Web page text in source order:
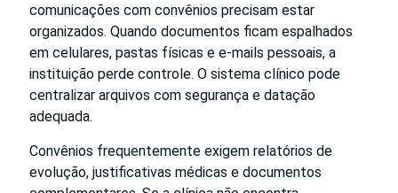
comunicações com convênios precisam estar
organizados. Quando documentos ficam espalhados
em celulares, pastas físicas e e-mails pessoais, a
instituição perde controle. O sistema clínico pode
centralizar arquivos com segurança e datação
adequada.
Convênios frequentemente exigem relatórios de
evolução, justificativas médicas e documentos